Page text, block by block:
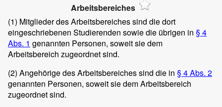
Arbeitsbereiches
(1) Mitglieder des Arbeitsbereiches sind die dort
eingeschriebenen Studierenden sowie die übrigen in § 4
Abs. 1 genannten Personen, soweit sie dem
Arbeitsbereich zugeordnet sind.
(2) Angehörige des Arbeitsbereiches sind die in § 4 Abs. 2
genannten Personen, soweit sie dem Arbeitsbereich
zugeordnet sind.